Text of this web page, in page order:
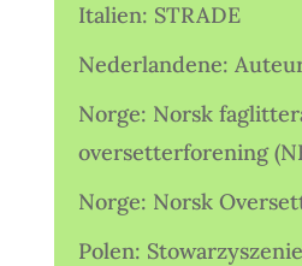
Italien: STRADE
Nederlandene:
Norge: Norsk
oversetterforening
Norge: Norsk
Polen: